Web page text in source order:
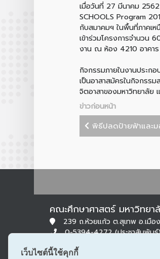
เมื่อวันที่ 27 มีนาคม
SCHOOLS Program
กับสมาคมฯ ในพื้นที่ภาคเ
เข้าร่วมโครงการจำนวน
งาน ณ ห้อง 4210 อาคา
กิจกรรมภายในงานประก
เป็นอาสาสมัครในกิจกรร
จิตอาสาของมหาวิทยาลัย
ข่าวก่อนหน้า
พิธีปลดป้ายฟ้าและ
คณะศึกษาศาสตร์ มหาวิทยา
239 ถ.ห้วยแก้ว ต.สุเทพ อ.เมือ
0-5394-4272 (ประชาสัมพัน
edu@cmu.ac.th,
เว็บไซต์นี้ใช้คุกกี้